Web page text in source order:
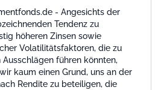
- Angesichts der
Tendenz zu
höheren Zinsen sowie
Volatilitätsfaktoren, die zu
Ausschlägen führen könnten,
kaum einen Grund, uns an der
Rendite zu beteiligen, die